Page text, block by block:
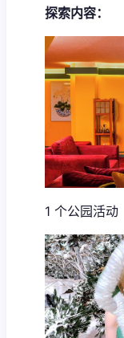
探索内容：
1 个公园活动